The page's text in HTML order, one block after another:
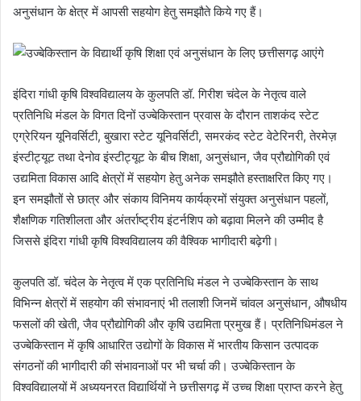
अनुसंधान के क्षेत्र में आपसी सहयोग हेतु समझौते किये गए हैं।
इंदिरा गांधी कृषि विश्वविद्यालय के कुलपति डॉ. गिरीश चंदेल के नेतृत्व वाले
प्रतिनिधि मंडल के विगत दिनों उज्बेकिस्तान प्रवास के दौरान ताशकंद स्टेट
एग्रेरियन यूनिवर्सिटी, बुखारा स्टेट यूनिवर्सिटी, समरकंद स्टेट वेटेरिनरी, तेरमेज़
इंस्टीट्यूट तथा देनोव इंस्टीट्यूट के बीच शिक्षा, अनुसंधान, जैव प्रौद्योगिकी एवं
उद्यमिता विकास आदि क्षेत्रों में सहयोग हेतु अनेक समझौते हस्ताक्षरित किए गए।
इन समझौतों से छात्र और संकाय विनिमय कार्यक्रमों संयुक्त अनुसंधान पहलों,
शैक्षणिक गतिशीलता और अंतर्राष्ट्रीय इंटर्नशिप को बढ़ावा मिलने की उम्मीद है
जिससे इंदिरा गांधी कृषि विश्वविद्यालय की वैश्विक भागीदारी बढ़ेगी।
कुलपति डॉ. चंदेल के नेतृत्व में एक प्रतिनिधि मंडल ने उज्बेकिस्तान के साथ
विभिन्न क्षेत्रों में सहयोग की संभावनाएं भी तलाशी जिनमें चांवल अनुसंधान, औषधीय
फसलों की खेती, जैव प्रौद्योगिकी और कृषि उद्यमिता प्रमुख हैं। प्रतिनिधिमंडल ने
उज्बेकिस्तान में कृषि आधारित उद्योगों के विकास में भारतीय किसान उत्पादक
संगठनों की भागीदारी की संभावनाओं पर भी चर्चा की। उज्बेकिस्तान के
विश्वविद्यालयों में अध्ययनरत विद्यार्थियों ने छत्तीसगढ़ में उच्च शिक्षा प्राप्त करने हेतु